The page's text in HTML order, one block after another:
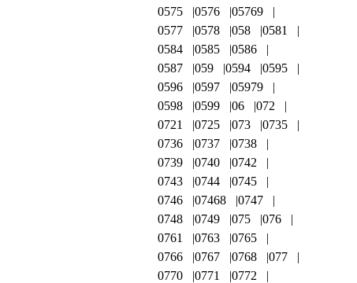
0575
0576
05769
0577
0578 058
0581
0584
0585
0586
0587
059 0594
0595
0596
0597
05979
0598
0599 06
072
0721
0725 073
0735
0736
0737
0738
0739
0740
0742
0743
0744
0745
0746
07468
0747
0748
0749 075
076
0761
0763
0765
0766
0767 0768
077
0770
0771
0772